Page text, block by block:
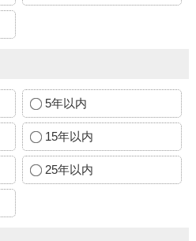
5年以内
15年以内
25年以内